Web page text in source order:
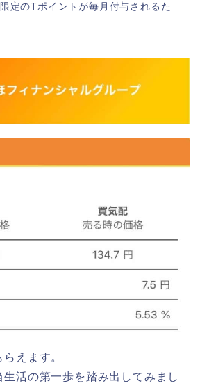
定のTポイントが毎月付与されるた
えます。
生活の第一歩を踏み出してみまし